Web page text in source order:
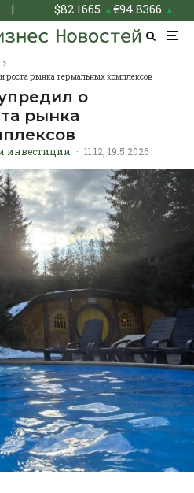
| $82.1665 ▲€94.8366 ▲
роста рынка термальных комплексов
о
рынка
инвестиции · 11:12, 19.5.2026